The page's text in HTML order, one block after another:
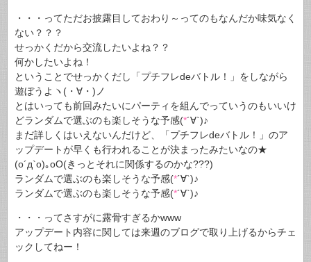
・・・ってただお披露目しておわり～ってのもなんだか味気なく
ない？？？
せっかくだから交流したいよね？？
何かしたいよね！
ということでせっかくだし「プチフレdeバトル！」をしながら
遊ぼうよヽ(・∀・)ノ
とはいっても前回みたいにパーティを組んでっていうのもいいけ
どランダムで選ぶのも楽しそうな予感(*´∀`)♪
まだ詳しくはいえないんだけど、「プチフレdeバトル！」のア
ップデートが早くも行われることが決まったみたいなの★
(o´д`o)｡oO(きっとそれに関係するのかな???)
ランダムで選ぶのも楽しそうな予感(*´∀`)♪
ランダムで選ぶのも楽しそうな予感(*´∀`)♪
・・・ってさすがに露骨すぎるかwww
アップデート内容に関しては来週のブログで取り上げるからチェ
ックしてねー！